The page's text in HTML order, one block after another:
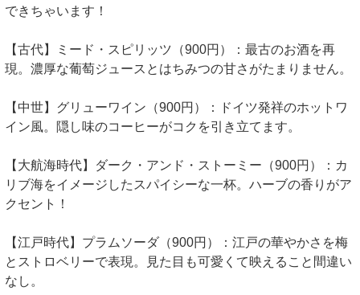
できちゃいます！
【古代】ミード・スピリッツ（900円）：最古のお酒を再
現。濃厚な葡萄ジュースとはちみつの甘さがたまりません。
【中世】グリューワイン（900円）：ドイツ発祥のホットワ
イン風。隠し味のコーヒーがコクを引き立てます。
【大航海時代】ダーク・アンド・ストーミー（900円）：カ
リブ海をイメージしたスパイシーな一杯。ハーブの香りがア
クセント！
【江戸時代】プラムソーダ（900円）：江戸の華やかさを梅
とストロベリーで表現。見た目も可愛くて映えること間違い
なし。